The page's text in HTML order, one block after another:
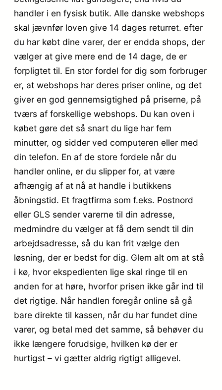
handler i en fysisk butik. Alle danske webshops
skal jævnfør loven give 14 dages returret. efter
du har købt dine varer, der er endda shops, der
vælger at give mere end de 14 dage, de er
forpligtet til. En stor fordel for dig som forbruger
er, at webshops har deres priser online, og det
giver en god gennemsigtighed på priserne, på
tværs af forskellige webshops. Du kan oven i
købet gøre det så snart du lige har fem
minutter, og sidder ved computeren eller med
din telefon. En af de store fordele når du
handler online, er du slipper for, at være
afhængig af at nå at handle i butikkens
åbningstid. Et fragtfirma som f.eks. Postnord
eller GLS sender varerne til din adresse,
medmindre du vælger at få dem sendt til din
arbejdsadresse, så du kan frit vælge den
løsning, der er bedst for dig. Glem alt om at stå
i kø, hvor ekspedienten lige skal ringe til en
anden for at høre, hvorfor prisen ikke går ind til
det rigtige. Når handlen foregår online så gå
bare direkte til kassen, når du har fundet dine
varer, og betal med det samme, så behøver du
ikke længere forudsige, hvilken kø der er
hurtigst – vi gætter aldrig rigtigt alligevel.